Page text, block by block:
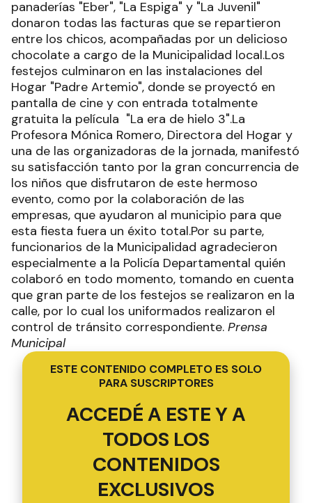
panaderías "Eber", "La Espiga" y "La Juvenil"
donaron todas las facturas que se repartieron
entre los chicos, acompañadas por un delicioso
chocolate a cargo de la Municipalidad local.Los
festejos culminaron en las instalaciones del
Hogar "Padre Artemio", donde se proyectó en
pantalla de cine y con entrada totalmente
gratuita la película "La era de hielo 3".La
Profesora Mónica Romero, Directora del Hogar y
una de las organizadoras de la jornada, manifestó
su satisfacción tanto por la gran concurrencia de
los niños que disfrutaron de este hermoso
evento, como por la colaboración de las
empresas, que ayudaron al municipio para que
esta fiesta fuera un éxito total.Por su parte,
funcionarios de la Municipalidad agradecieron
especialmente a la Policía Departamental quién
colaboró en todo momento, tomando en cuenta
que gran parte de los festejos se realizaron en la
calle, por lo cual los uniformados realizaron el
control de tránsito correspondiente. Prensa
Municipal
ESTE CONTENIDO COMPLETO ES SOLO
PARA SUSCRIPTORES
ACCEDÉ A ESTE Y A
TODOS LOS
CONTENIDOS
EXCLUSIVOS